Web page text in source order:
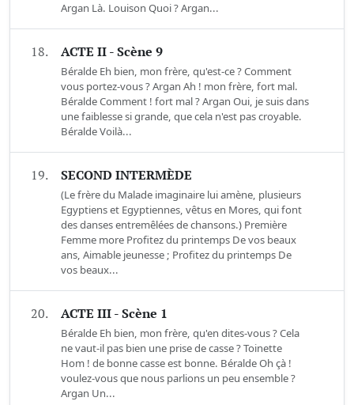
Argan Là. Louison Quoi ? Argan...
18. ACTE II - Scène 9
Béralde Eh bien, mon frère, qu'est-ce ? Comment
vous portez-vous ? Argan Ah ! mon frère, fort mal.
Béralde Comment ! fort mal ? Argan Oui, je suis dans
une faiblesse si grande, que cela n'est pas croyable.
Béralde Voilà...
19. SECOND INTERMÈDE
(Le frère du Malade imaginaire lui amène, plusieurs
Egyptiens et Egyptiennes, vêtus en Mores, qui font
des danses entremêlées de chansons.) Première
Femme more Profitez du printemps De vos beaux
ans, Aimable jeunesse ; Profitez du printemps De
vos beaux...
20. ACTE III - Scène 1
Béralde Eh bien, mon frère, qu'en dites-vous ? Cela
ne vaut-il pas bien une prise de casse ? Toinette
Hom ! de bonne casse est bonne. Béralde Oh çà !
voulez-vous que nous parlions un peu ensemble ?
Argan Un...